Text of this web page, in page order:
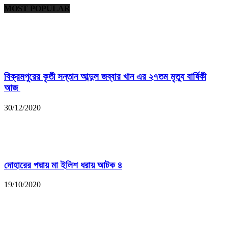
MOST POPULAR
বিক্রমপুরের কৃতী সন্তান আব্দুল জব্বার খান এর ২৭তম মৃত্যু বার্ষিকী
আজ
30/12/2020
দোহারের পদ্মায় মা ইলিশ ধরায় আটক ৪
19/10/2020